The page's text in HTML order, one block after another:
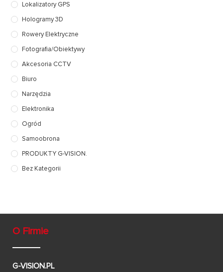
Lokalizatory GPS
Hologramy 3D
Rowery Elektryczne
Fotografia/Obiektywy
Akcesoria CCTV
Biuro
Narzędzia
Elektronika
Ogród
Samoobrona
PRODUKTY G-VISION.
Bez Kategorii
O Firmie
G-VISION.PL